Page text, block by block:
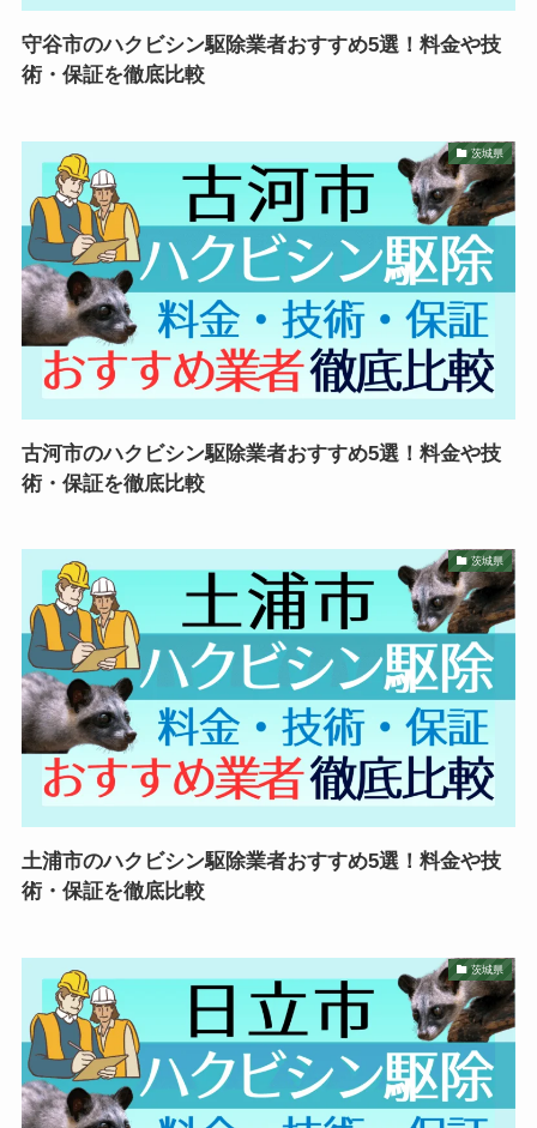
守谷市のハクビシン駆除業者おすすめ5選！料金や技
術・保証を徹底比較
茨城県
古河市のハクビシン駆除業者おすすめ5選！料金や技
術・保証を徹底比較
茨城県
土浦市のハクビシン駆除業者おすすめ5選！料金や技
術・保証を徹底比較
茨城県